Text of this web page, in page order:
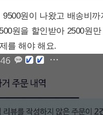
원이 나왔고 배송비
원을 할인받아 2500원
를 해야 해요.